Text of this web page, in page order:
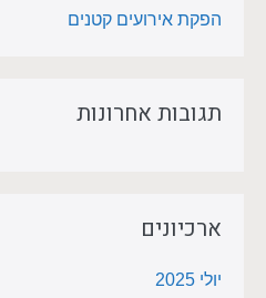
הפקת אירועים קטנים
תגובות אחרונות
ארכיונים
יולי 2025